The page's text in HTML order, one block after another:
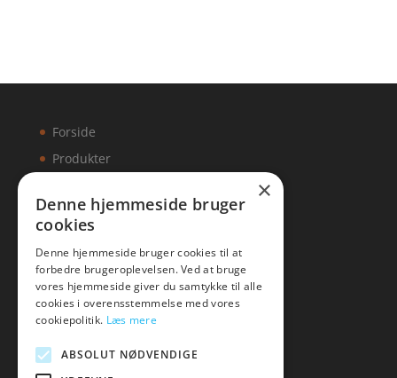
Forside
Produkter
Artikler
Malawigruppen
Mail:hej@malawigruppen.dk
×
Denne hjemmeside bruger
cookies
Denne hjemmeside bruger cookies til at
forbedre brugeroplevelsen. Ved at bruge
vores hjemmeside giver du samtykke til alle
cookies i overensstemmelse med vores
cookiepolitik. Læs mere
ABSOLUT NØDVENDIGE